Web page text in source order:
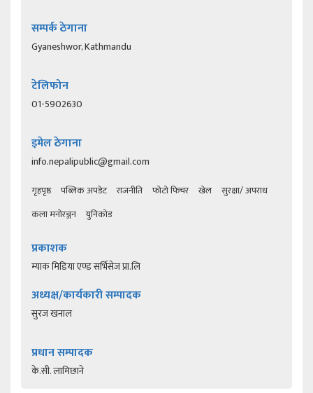
सम्पर्क ठेगाना
Gyaneshwor, Kathmandu
टेलिफोन
01-5902630
इमेल ठेगाना
info.nepalipublic@gmail.com
गृहपृष्ठ पब्लिक अपडेट राजनीति फोटो फिचर खेल
सुरक्षा/ अपराध
कला मनोरञ्जन
युनिकोड
प्रकाशक
म्याक मिडिया एण्ड सर्भिसेज प्रा.लि
अध्यक्ष/कार्यकारी सम्पादक
सुरज खनाल
प्रधान सम्पादक
के.सी. लामिछाने